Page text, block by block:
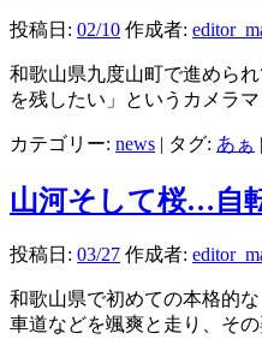
投稿日: 02/10 作成者:
和歌山県九度山町で進めら
を残したい」というカメラ
カテゴリー: news | タグ: あぁ |
山河そして桜…自
投稿日: 03/27 作成者:
和歌山県で初めての本格的
車道などを颯爽と走り、そ